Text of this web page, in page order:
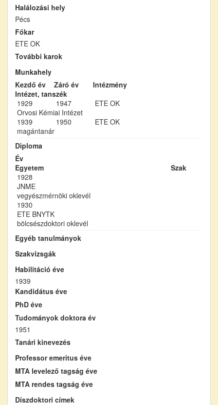
Halálozási hely
Pécs
Főkar
ETE OK
További karok
Munkahely
Kezdő év
Záró év
Intézmény
Intézet, tanszék
1929
1947
ETE OK
Orvosi Kémiai Intézet
1939
1950
ETE OK
magántanár
Diploma
Év
Egyetem
Szak
1928
JNME
vegyészmérnöki oklevél
1930
ETE BNYTK
bölcsészdoktori oklevél
Egyéb tanulmányok
Szakvizsgák
Habilitáció éve
1939
Kandidátus éve
PhD éve
Tudományok doktora év
1951
Tanári kinevezés
Professor emeritus éve
MTA levelező tagság éve
MTA rendes tagság éve
Díszdoktori címek